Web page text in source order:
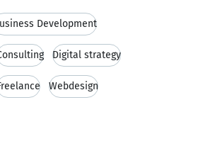
Development
Digital strategy
Webdesign